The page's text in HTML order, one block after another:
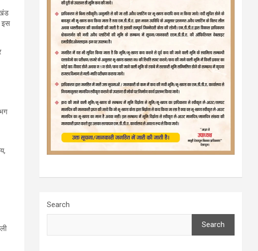
इस
Search
Search